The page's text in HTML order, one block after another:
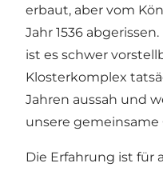
erbaut, aber vom
Jahr 1536
ist es schwer
Klosterkomplex
Jahren aussah und
unsere
Die Erfahrung ist für